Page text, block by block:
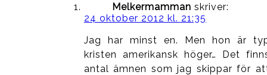
Melkermamman skriver:
24 oktober 2012 kl. 21:35
Jag har minst en. Men hon är
kristen amerikansk höger… Det
antal ämnen som jag skippar för